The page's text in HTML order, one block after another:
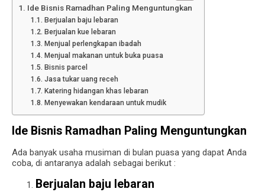
Ide Bisnis Ramadhan Paling Menguntungkan
Berjualan baju lebaran
Berjualan kue lebaran
Menjual perlengkapan ibadah
Menjual makanan untuk buka puasa
Bisnis parcel
Jasa tukar uang receh
Katering hidangan khas lebaran
Menyewakan kendaraan untuk mudik
Ide Bisnis Ramadhan Paling Menguntungkan
Ada banyak usaha musiman di bulan puasa yang dapat Anda
coba, di antaranya adalah sebagai berikut :
Berjualan baju lebaran